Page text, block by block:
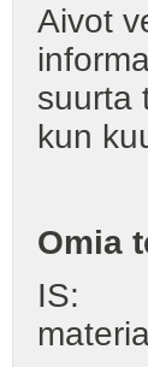
Aivot
suurta
kun
Omia
IS: